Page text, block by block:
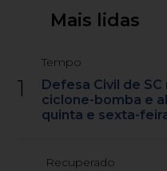
Mais lidas
1
Tempo
Defesa Civil de
ciclone-bomba e
quinta e sexta-
Recuperado